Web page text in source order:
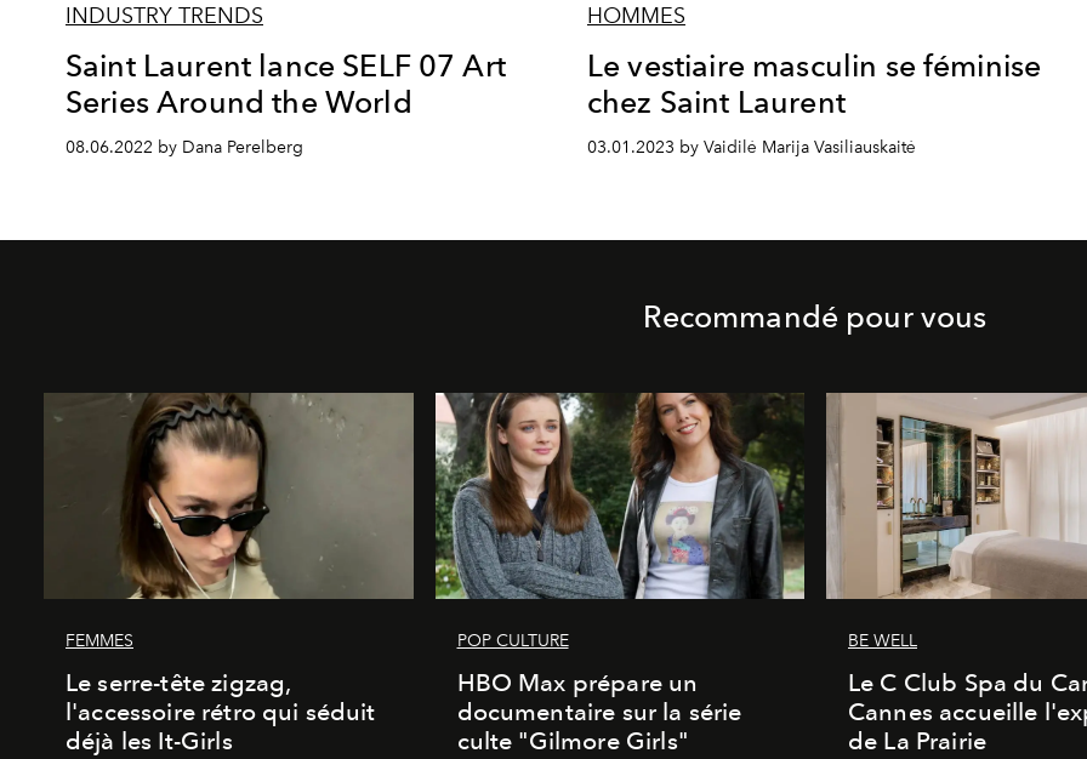
INDUSTRY TRENDS
Saint Laurent lance SELF 07 Art
Series Around the World
08.06.2022 by Dana Perelberg
HOMMES
Le vestiaire masculin se féminise
chez Saint Laurent
03.01.2023 by Vaidilė Marija Vasiliauskaitė
Recommandé pour vous
FEMMES
Le serre-tête zigzag,
l'accessoire rétro qui séduit
déjà les It-Girls
POP CULTURE
HBO Max prépare un
documentaire sur la série
culte "Gilmore Girls"
BE WELL
Le C Club Spa du
Cannes accueille
de La Prairie